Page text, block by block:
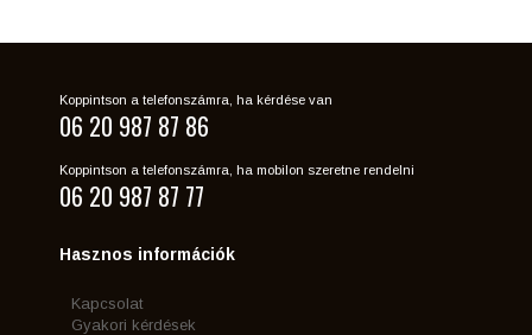
Koppintson a telefonszámra, ha kérdése van
06 20 987 87 86
Koppintson a telefonszámra, ha mobilon szeretne rendelni
06 20 987 87 77
Hasznos információk
Kapcsolat
Gyakori kérdések